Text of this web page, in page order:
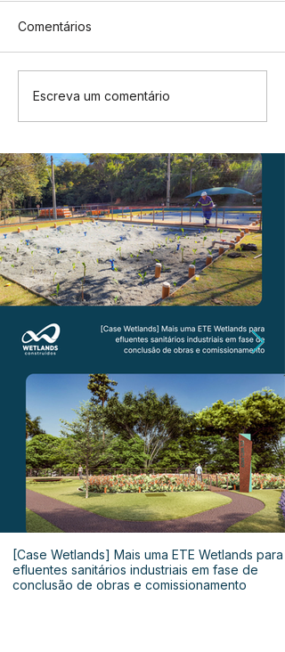
Comentários
Escreva um comentário
[Case Wetlands] Mais uma ETE Wetlands para
efluentes sanitários industriais em fase de
conclusão de obras e comissionamento